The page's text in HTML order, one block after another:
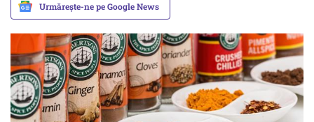
Urmărește-ne pe Google News